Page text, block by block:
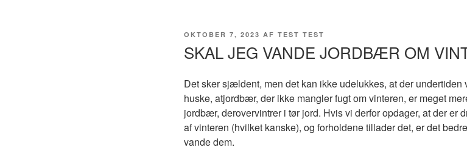
UDGIVET
OKTOBER 7, 2023 AF TEST TEST
SKAL JEG VANDE JORDBÆR OM
Det sker sjældent, men det kan ikke udelukkes, at der undertiden
huske, atjordbær, der ikke mangler fugt om vinteren, er meget
jordbær, derovervintrer i tør jord. Hvis vi derfor opdager, at der er
af vinteren (hvilket kanske), og forholdene tillader det, er det
vande dem.